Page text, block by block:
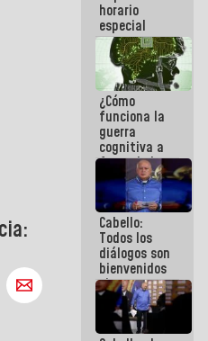
de
Maiquetía
horario
especial
para
adaptarse
al plan de
ahorro
energético
¿Cómo
funciona la
guerra
cognitiva a
favor de la
narrativa
hegemónica?
(1)
Cabello:
Todos los
diálogos son
bienvenidos
siempre que
estén en el
marco de la
Constitución